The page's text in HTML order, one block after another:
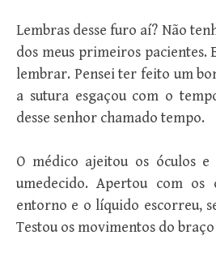
Lembras desse furo aí? Não
dos meus primeiros pacientes.
lembrar. Pensei ter feito um
a sutura esgaçou com o
desse senhor chamado tempo.
O médico ajeitou os óculos
umedecido. Apertou com os
entorno e o líquido escorreu,
Testou os movimentos do braço